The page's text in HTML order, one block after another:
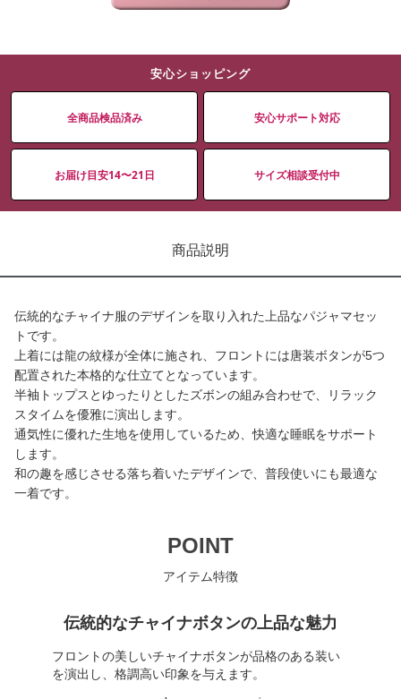
安心ショッピング
全商品検品済み 安心サポート対応
お届け目安14〜21日 サイズ相談受付中
商品説明
伝統的なチャイナ服のデザインを取り入れた上品なパジャマセッ
トです。
上着には龍の紋様が全体に施され、フロントには唐装ボタンが5つ
配置された本格的な仕立てとなっています。
半袖トップスとゆったりとしたズボンの組み合わせで、リラック
スタイムを優雅に演出します。
通気性に優れた生地を使用しているため、快適な睡眠をサポート
します。
和の趣を感じさせる落ち着いたデザインで、普段使いにも最適な
一着です。
POINT
アイテム特徴
伝統的なチャイナボタンの上品な魅力
フロントの美しいチャイナボタンが品格のある装い
を演出し、格調高い印象を与えます。